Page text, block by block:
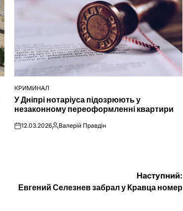
ОПУБЛІКУВАТИ
У
КРИМИНАЛ
У Дніпрі нотаріуса підозрюють у
незаконному переоформленні квартири
on12.03.2026Опубліковано
Валерій Правдін
Наступний:
Евгений Селезнев забрал у Кравца номер